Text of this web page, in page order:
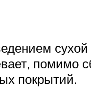
помимо
покрытий.